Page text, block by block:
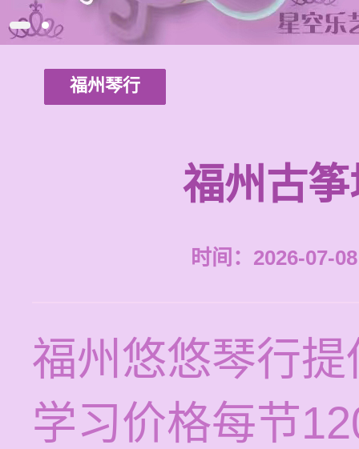
福州琴行
福州古
时间：2026-07-
福州悠悠琴行
学习价格每节